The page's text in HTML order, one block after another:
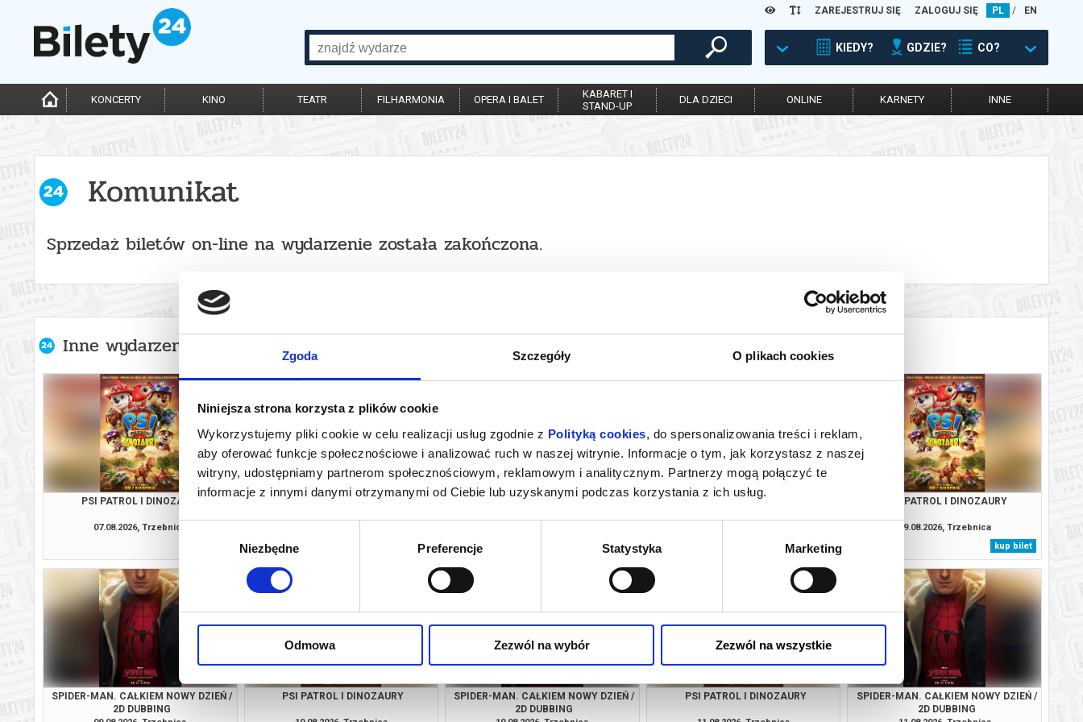
Zgoda Szczegóły O plikach cookies
Niniejsza strona korzysta z plików cookie
Wykorzystujemy pliki cookie w celu realizacji usług zgodnie z Polityką cookies, do spersonalizowania treści i reklam,
aby oferować funkcje społecznościowe i analizować ruch w naszej witrynie. Informacje o tym, jak korzystasz z naszej
witryny, udostępniamy partnerom społecznościowym, reklamowym i analitycznym. Partnerzy mogą połączyć te
informacje z innymi danymi otrzymanymi od Ciebie lub uzyskanymi podczas korzystania z ich usług.
Wybór
Niezbędne Preferencje Statystyka Marketing
Odmowa Zezwól na wybór Zezwól na wszystkie
ZAREJESTRUJ SIĘ ZALOGUJ SIĘ PL / EN
KIEDY? GDZIE? CO?
KONCERTY KINO TEATR FILHARMONIA OPERA I BALET
KABARET I
STAND-UP
DLA DZIECI ONLINE KARNETY INNE
Komunikat
Sprzedaż biletów on-line na wydarzenie została zakończona.
Inne wydarzenia organizatora
PSI PATROL I DINOZAURY
07.08.2026, Trzebnica
SPIDER-MAN. CAŁKIEM NOWY DZIEŃ /
kup bilet
PSI PATROL I DINOZAURY
kup bilet
SPIDER-MAN. CAŁKIEM NOWY DZIEŃ /
kup bilet
PSI PATROL I DINOZAURY
09.08.2026, Trzebnica
kup bilet
SPIDER-MAN. CAŁKIEM NOWY DZIEŃ /
2D DUBBING
PSI PATROL I DINOZAURY
SPIDER-MAN. CAŁKIEM NOWY DZIEŃ /
2D DUBBING
PSI PATROL I DINOZAURY
SPIDER-MAN. CAŁKIEM NOWY DZIEŃ /
2D DUBBING